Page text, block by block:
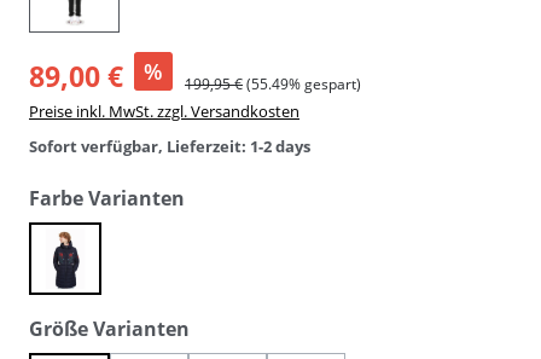
89,00 € % 199,95 €(55.49% gespart)
Preise inkl. MwSt. zzgl. Versandkosten
Sofort verfügbar, Lieferzeit: 1-2 days
Farbe Varianten
navy / navy
Größe Varianten